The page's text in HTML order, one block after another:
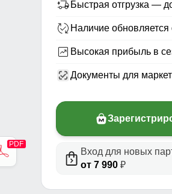
Быстрая отгрузка —
Наличие обновляется
Высокая прибыль в
Документы для
Вход для новых
от 7 990 ₽